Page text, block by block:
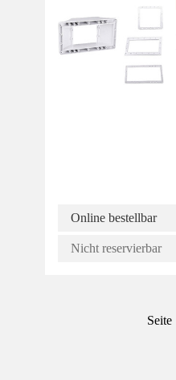
Online bestellbar
Nicht reservierbar
Seite